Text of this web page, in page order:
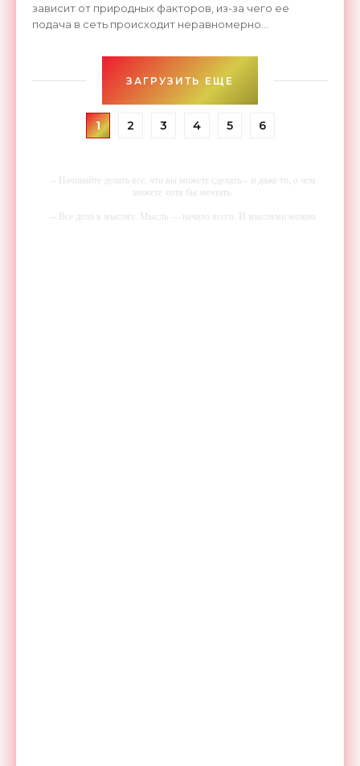
зависит от природных факторов, из-за чего ее
подача в сеть происходит неравномерно...
ЗАГРУЗИТЬ ЕЩЕ
1 2 3 4 5 6
-- Начинайте делать все, что вы можете сделать – и даже то, о чем
можете хотя бы мечтать.
-- Все дело в мыслях. Мысль — начало всего. И мыслями можно